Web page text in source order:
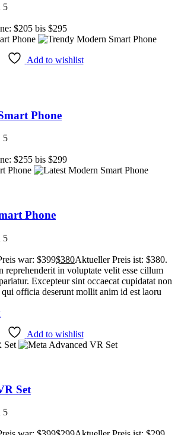
5
$205 bis $295
Add to wishlist
Phone
5
$255 bis $299
Phone
5
war: $399$380Aktueller Preis ist: $380.
reprehenderit in voluptate velit esse cillum
Excepteur sint occaecat cupidatat non
officia deserunt mollit anim id est laoru
Add to wishlist
Set
5